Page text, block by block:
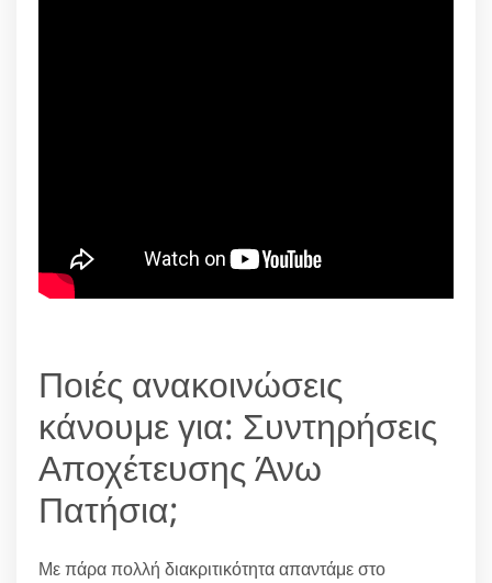
Ποιές ανακοινώσεις
κάνουμε για: Συντηρήσεις
Αποχέτευσης Άνω
Πατήσια;
Με πάρα πολλή διακριτικότητα απαντάμε στο